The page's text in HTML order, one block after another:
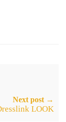
Next post →
LOOK